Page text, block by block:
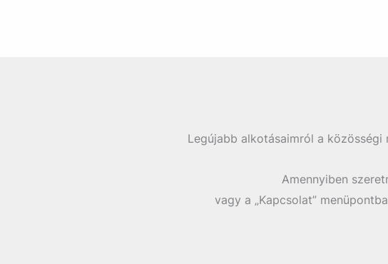
Legújabb alkotásaimról a
Amennyiben
vagy a „Kapcsolat”